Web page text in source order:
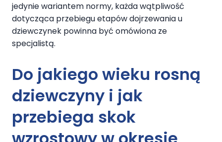
jedynie wariantem normy, każda wątpliwość
dotycząca przebiegu etapów dojrzewania u
dziewczynek powinna być omówiona ze
specjalistą.
Do jakiego wieku rosną
dziewczyny i jak
przebiega skok